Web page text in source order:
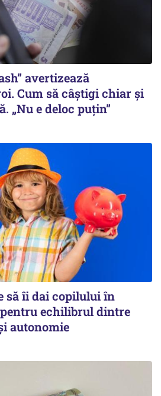
avertizează
Cum să câștigi chiar și
„Nu e deloc puțin”
să îi dai copilului în
echilibrul dintre
autonomie